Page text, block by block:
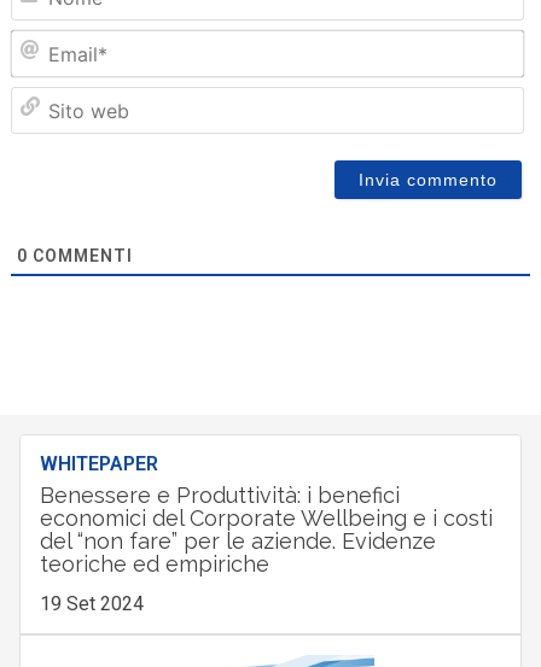
0 COMMENTI
WHITEPAPER
Benessere e Produttività: i benefici
economici del Corporate Wellbeing e i costi
del “non fare” per le aziende. Evidenze
teoriche ed empiriche
19 Set 2024